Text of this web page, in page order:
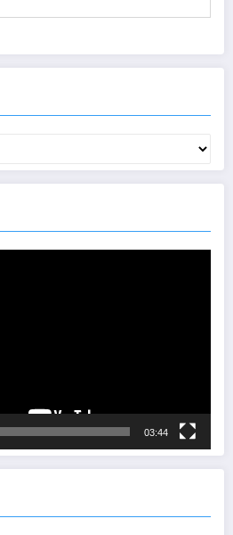
03:44